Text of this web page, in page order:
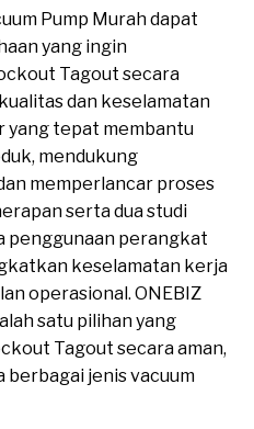
Pump Murah dapat
yang ingin
Tagout secara
dan keselamatan
yang tepat membantu
mendukung
memperlancar proses
serta dua studi
penggunaan perangkat
keselamatan kerja
operasional. ONEBIZ
satu pilihan yang
Tagout secara aman,
jenis vacuum